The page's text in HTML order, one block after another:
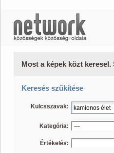
Most a képek közt
Keresés szűkítése
Kulcsszavak:
Kategória:
Értékelés: